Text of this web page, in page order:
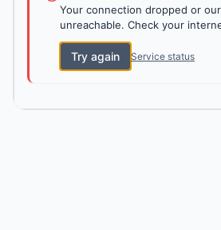
Your connection dropped or
unreachable. Check your
Try again Service status